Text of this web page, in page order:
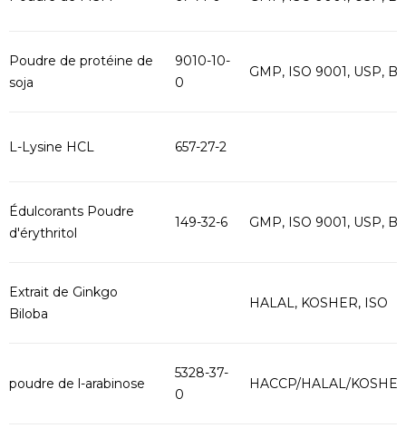
Poudre de protéine de
soja
9010-10-
0
GMP, ISO 9001, USP,
L-Lysine HCL 657-27-2
Édulcorants Poudre
d'érythritol
149-32-6 GMP, ISO 9001, USP,
Extrait de Ginkgo
Biloba
HALAL, KOSHER, ISO
poudre de l-arabinose
5328-37-
0
HACCP/HALAL/